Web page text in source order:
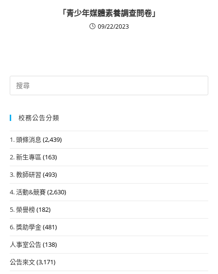
「青少年媒體素養調查問卷」
09/22/2023
Search
for:
校務公告分類
1. 頭條消息 (2,439)
2. 新生專區 (163)
3. 教師研習 (493)
4. 活動&競賽(2,630)
5. 榮譽榜(182)
6. 獎助學金(481)
人事室公告(138)
公告來文(3,171)